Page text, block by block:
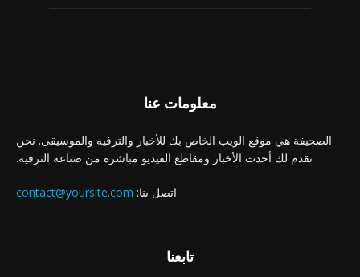
معلومات عنا
الصحيفة هي موقع الويب الخاص بك للأخبار والترفيه والموسيقى. نحن
نقدم لك أحدث الأخبار ومقاطع الفيديو مباشرة من صناعة الترفيه.
اتصل بنا: contact@yoursite.com
تابعنا